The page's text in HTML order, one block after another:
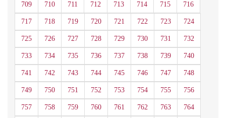
709 710 711 712 713 714 715 716
717 718 719 720 721 722 723 724
725 726 727 728 729 730 731 732
733 734 735 736 737 738 739 740
741 742 743 744 745 746 747 748
749 750 751 752 753 754 755 756
757 758 759 760 761 762 763 764